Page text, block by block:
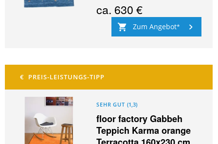
ca. 630 €
Zum Angebot
SEHR GUT (1,3)
floor factory Gabbeh
Teppich Karma orange